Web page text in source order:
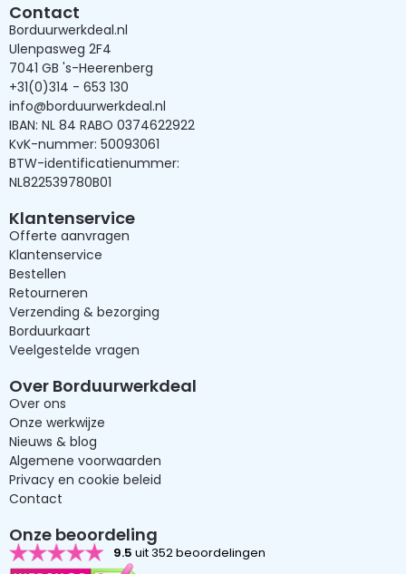
Contact
Borduurwerkdeal.nl
Ulenpasweg 2F4
7041 GB 's-Heerenberg
+31(0)314 - 653 130
info@borduurwerkdeal.nl
IBAN: NL 84 RABO 0374622922
KvK-nummer: 50093061
BTW-identificatienummer:
NL822539780B01
Klantenservice
Offerte aanvragen
Klantenservice
Bestellen
Retourneren
Verzending & bezorging
Borduurkaart
Veelgestelde vragen
Over Borduurwerkdeal
Over ons
Onze werkwijze
Nieuws & blog
Algemene voorwaarden
Privacy en cookie beleid
Contact
Onze beoordeling
9.5 uit 352 beoordelingen